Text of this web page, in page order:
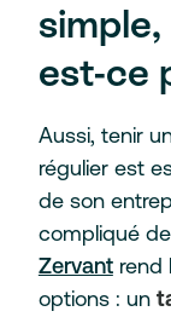
est-ce
Aussi, tenir
régulier est
de son
compliqué
Zervantrend
options : un